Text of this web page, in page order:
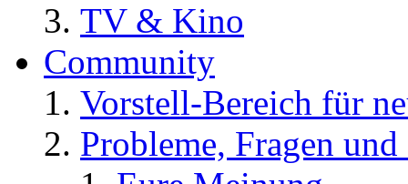
TV & Kino
Community
Vorstell-Bereich für
Probleme, Fragen